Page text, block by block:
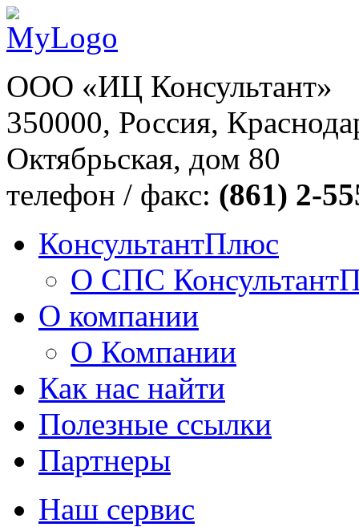
ООО «ИЦ Консультант»
350000, Россия,
Октябрьская, дом 80
телефон / факс: (861) 2-
КонсультантПлюс
О СПС
О компании
О Компании
Как нас найти
Полезные ссылки
Партнеры
Наш сервис